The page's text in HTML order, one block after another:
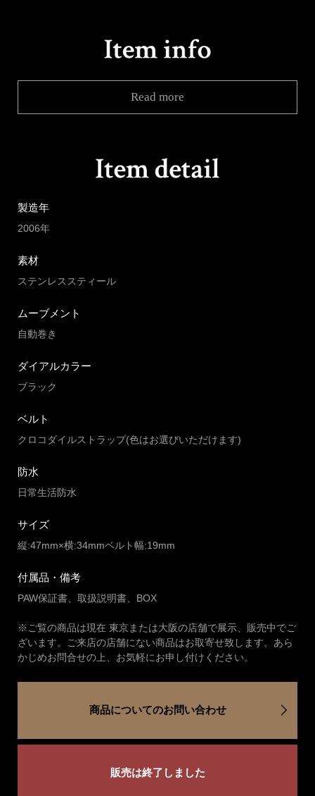
Read more
製造年
2006年
素材
ステンレススティール
ムーブメント
自動巻き
ダイアルカラー
ブラック
ベルト
クロコダイルストラップ(色はお選びいただけます)
防水
日常生活防水
サイズ
縦:47mm×横:34mmベルト幅:19mm
付属品・備考
PAW保証書、取扱説明書、BOX
※ご覧の商品は現在 東京または大阪の店舗で展示、販売中でご
ざいます。ご来店の店舗にない商品はお取寄せ致します。あら
かじめお問合せの上、お気軽にお申し付けください。
商品についてのお問い合わせ
販売は終了しました